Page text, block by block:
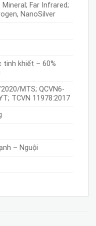
Mineral; Far Infrared;
NanoSilver
tinh khiết – 60%
MTS; QCVN6-
TCVN 11978:2017
– Nguội